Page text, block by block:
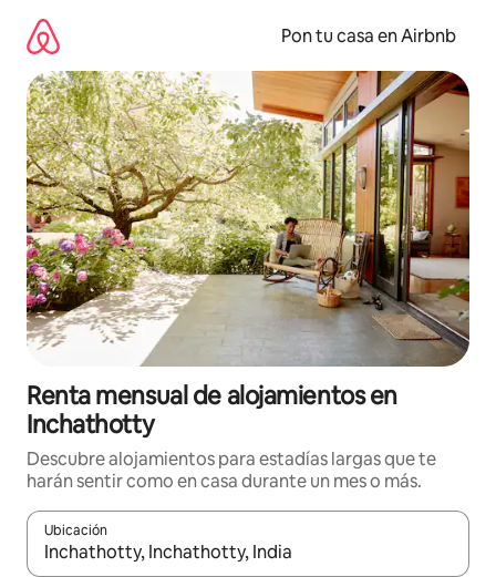
contenido
Pon tu casa en Airbnb
Renta mensual de alojamientos en
Inchathotty
Descubre alojamientos para estadías largas que te
harán sentir como en casa durante un mes o más.
Ubicación
Cuando los resultados estén disponibles, navega con las